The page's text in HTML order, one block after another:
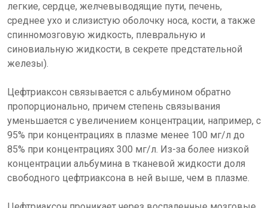
легкие, сердце, желчевыводящие пути, печень,
среднее ухо и слизистую оболочку носа, кости, а также
спинномозговую жидкость, плевральную и
синовиальную жидкости, в секрете предстательной
железы).
Цефтриаксон связывается с альбумином обратно
пропорционально, причем степень связывания
уменьшается с увеличением концентрации, например, с
95% при концентрациях в плазме менее 100 мг/л до
85% при концентрациях 300 мг/л. Из-за более низкой
концентрации альбумина в тканевой жидкости доля
свободного цефтриаксона в ней выше, чем в плазме.